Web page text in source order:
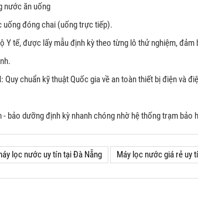
nước ăn uống
uống đóng chai (uống trực tiếp).
Y tế, được lấy mẫu định kỳ theo từng lô thử nghiệm,
chuẩn kỹ thuật Quốc gia về an toàn thiết bị điện và
bảo dưỡng định kỳ nhanh chóng nhờ hệ thống trạm bảo
lọc nước uy tín tại Đà Nẵng Máy lọc nước giá rẻ uy